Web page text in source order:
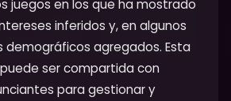
juegos en los que ha mostrado
inferidos y, en algunos
demográficos agregados. Esta
ser compartida con
para gestionar y